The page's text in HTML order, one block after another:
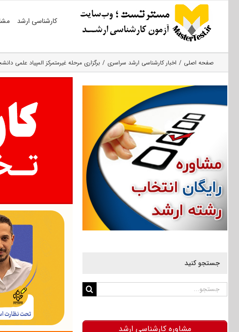
کارشناسی ارشد
صفحه اصلی اخبار کارشناسی ارشد سراسری برگزاری مرحله غیرمتمرکز المپیاد علمی دانشجویی در ۳۱
جستجو کنید
جستجو
مشاوره کارشناسی ارشد